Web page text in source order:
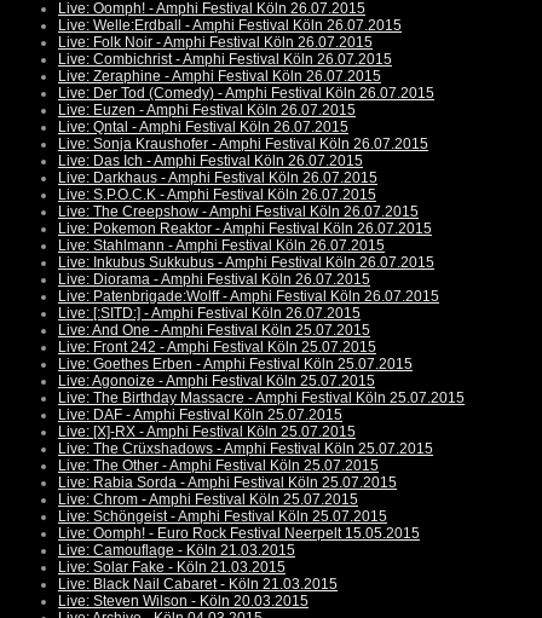
Live: Oomph! - Amphi Festival Köln 26.07.2015
Live: Welle:Erdball - Amphi Festival Köln 26.07.2015
Live: Folk Noir - Amphi Festival Köln 26.07.2015
Live: Combichrist - Amphi Festival Köln 26.07.2015
Live: Zeraphine - Amphi Festival Köln 26.07.2015
Live: Der Tod (Comedy) - Amphi Festival Köln 26.07.2015
Live: Euzen - Amphi Festival Köln 26.07.2015
Live: Qntal - Amphi Festival Köln 26.07.2015
Live: Sonja Kraushofer - Amphi Festival Köln 26.07.2015
Live: Das Ich - Amphi Festival Köln 26.07.2015
Live: Darkhaus - Amphi Festival Köln 26.07.2015
Live: S.P.O.C.K - Amphi Festival Köln 26.07.2015
Live: The Creepshow - Amphi Festival Köln 26.07.2015
Live: Pokemon Reaktor - Amphi Festival Köln 26.07.2015
Live: Stahlmann - Amphi Festival Köln 26.07.2015
Live: Inkubus Sukkubus - Amphi Festival Köln 26.07.2015
Live: Diorama - Amphi Festival Köln 26.07.2015
Live: Patenbrigade:Wolff - Amphi Festival Köln 26.07.2015
Live: [:SITD:] - Amphi Festival Köln 26.07.2015
Live: And One - Amphi Festival Köln 25.07.2015
Live: Front 242 - Amphi Festival Köln 25.07.2015
Live: Goethes Erben - Amphi Festival Köln 25.07.2015
Live: Agonoize - Amphi Festival Köln 25.07.2015
Live: The Birthday Massacre - Amphi Festival Köln 25.07.2015
Live: DAF - Amphi Festival Köln 25.07.2015
Live: [X]-RX - Amphi Festival Köln 25.07.2015
Live: The Crüxshadows - Amphi Festival Köln 25.07.2015
Live: The Other - Amphi Festival Köln 25.07.2015
Live: Rabia Sorda - Amphi Festival Köln 25.07.2015
Live: Chrom - Amphi Festival Köln 25.07.2015
Live: Schöngeist - Amphi Festival Köln 25.07.2015
Live: Oomph! - Euro Rock Festival Neerpelt 15.05.2015
Live: Camouflage - Köln 21.03.2015
Live: Solar Fake - Köln 21.03.2015
Live: Black Nail Cabaret - Köln 21.03.2015
Live: Steven Wilson - Köln 20.03.2015